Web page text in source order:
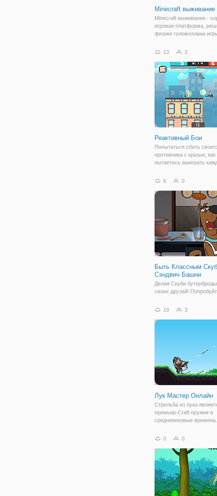
Minecraft выживание
Minecraft выживание -
игровая платформа,
физике головоломки
чтобы помочь
платформу.
чтобы
13 2
Реактивный Бои
Попытаться сбить
противника с крыши,
пытаетесь выиграть
режиме или сражаться
игроков.
6 0
Быть Классным
Сэндвич Башни
Делая Скуби
своих друзей!
можете в то же время
Видеть, как высокий вы
19 3
Лук Мастер Онлайн
Стрельба из лука
премьер-Craft оружие в
средневековые времена.
где у тебя только лук и
стрелять стрелку в этом
пошаговая игра и убить
0 0